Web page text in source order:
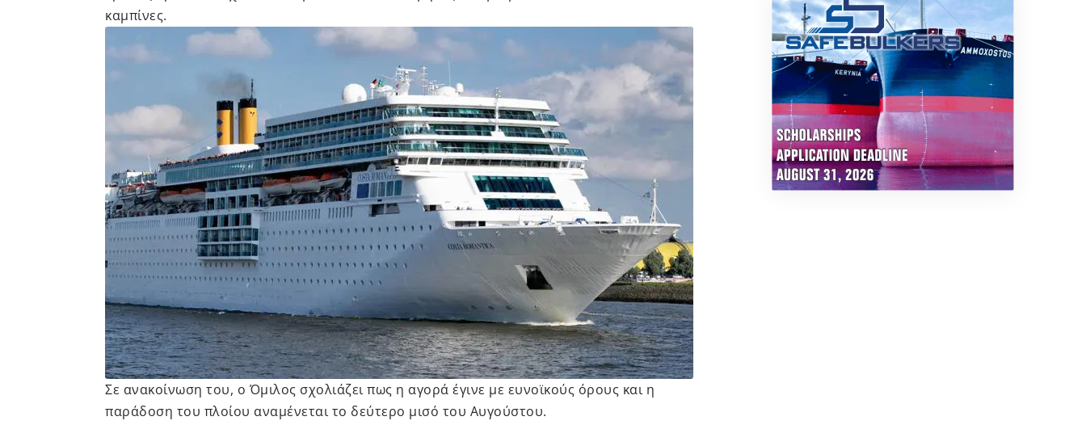
καμπίνες.
Σε ανακοίνωση του, ο Όμιλος σχολιάζει πως η αγορά έγινε με ευνοϊκούς όρους και η
παράδοση του πλοίου αναμένεται το δεύτερο μισό του Αυγούστου.